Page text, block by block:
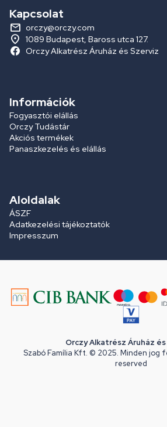
Kapcsolat
orczy@orczy.com
1089 Budapest, Baross utca 127.
Orczy Alkatrész Áruház és Szerviz
Információk
Fogyasztói elállás
Orczy Tudástár
Akciós termékek
Panaszkezelés és elállás
Aloldalak
ÁSZF
Adatkezelési tájékoztatók
Impresszum
Orczy Alkatrész Áruház
Szabó Família Kft. © 2025. Minden jog
reserved